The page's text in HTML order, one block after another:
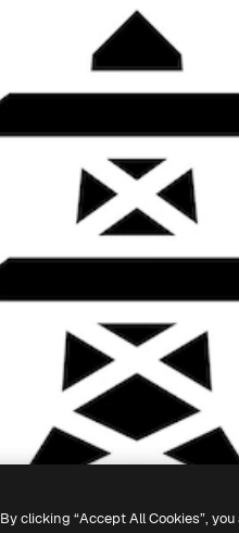
By clicking “Accept All Cookies”,